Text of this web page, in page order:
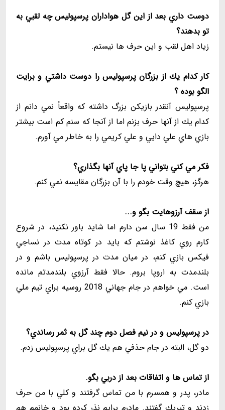
دوست داري بعد از اين گل هواداران پرسپوليس چه لقبي به
تو بدهند؟
زياد اهل لقب و اين حرف ها نيستم.
كار كدام يك از بزرگان پرسپوليس را دوست داشتي و برايت
الگو بوده ؟
پرسپوليس آنقدر بازيكن بزرگ داشته كه واقعاً نمي دانم از
كدام يك از آنها حرف بزنم اما از آنجا كه سنم كم است بيشتر
بازي هاي علي دايي و علي كريمي را به خاطر مي آورم.
فكر مي كني بتواني پا جا پاي آنها بگذاري؟
هرگز، هيچ وقت خودم را با آن بزرگان مقايسه نمي كنم.
از سقف آرزوهايت بگو و...
من فقط 19 سال سن دارم اما شايد باور نكنيد، در شروع
كارم روي كاغذ نوشتم كه بايد در كوتاه مدت در نساجي
فيكس بازي كنم، در ميان مدت در پرسپوليس باشم و در
بلندمدت به اروپا بروم. حالا فقط آرزوي بلندمدتم مانده
است. مي خواهم در جام جهاني 2018 روسيه براي تيم ملي
بازي كنم.
در پرسپوليس و در نيم فصل دوم چند گل به ثمر رساندي؟
دو گل، البته در جام حذفي هم يك گل براي پرسپوليس زدم.
از تماس ها و اتفاقات بعد از دربي بگو.
مادر، پدر و همسرم با من تماس گرفتند و كلي با من حرف